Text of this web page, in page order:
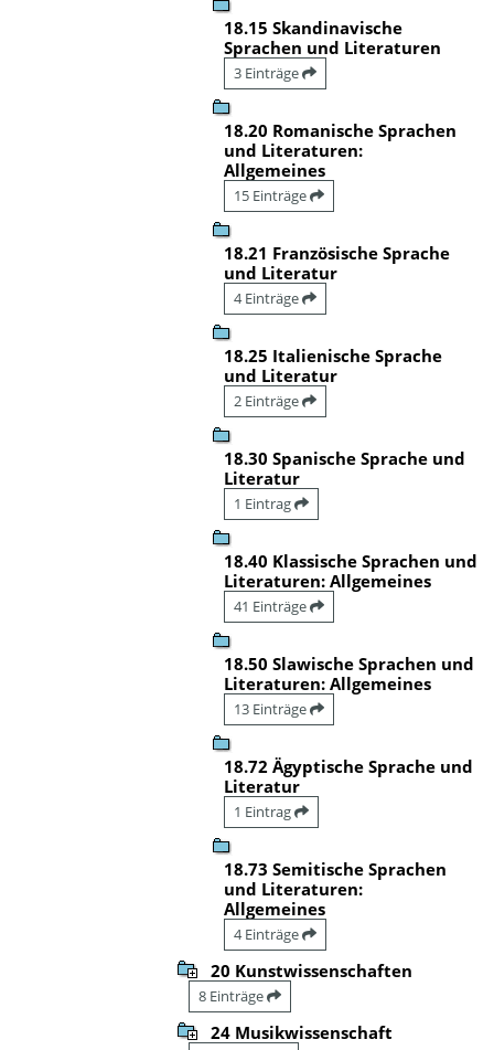
18.15 Skandinavische
Sprachen und Literaturen
3 Einträge
18.20 Romanische Sprachen
und Literaturen:
Allgemeines
15 Einträge
18.21 Französische Sprache
und Literatur
4 Einträge
18.25 Italienische Sprache
und Literatur
2 Einträge
18.30 Spanische Sprache und
Literatur
1 Eintrag
18.40 Klassische Sprachen und
Literaturen: Allgemeines
41 Einträge
18.50 Slawische Sprachen und
Literaturen: Allgemeines
13 Einträge
18.72 Ägyptische Sprache und
Literatur
1 Eintrag
18.73 Semitische Sprachen
und Literaturen:
Allgemeines
4 Einträge
20 Kunstwissenschaften
8 Einträge
24 Musikwissenschaft